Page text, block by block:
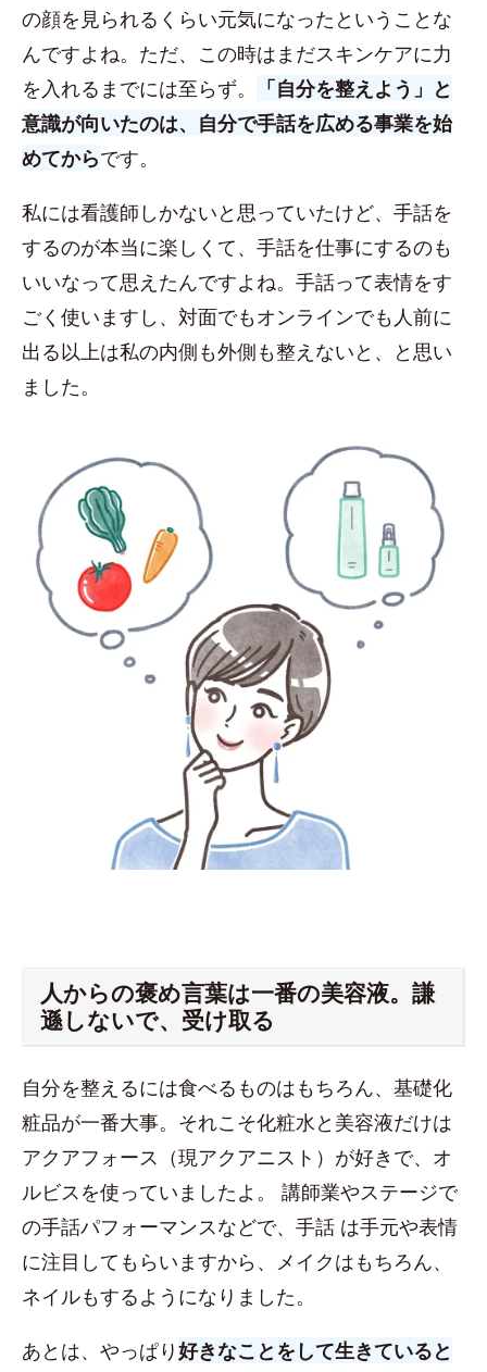
の顔を見られるくらい元気になったということな
んですよね。ただ、この時はまだスキンケアに力
を入れるまでには至らず。
「自分を整えよう」と
意識が向いたのは、自分で手話を広める事業を始
めてからです。
私には看護師しかないと思っていたけど、手話を
するのが本当に楽しくて、手話を仕事にするのも
いいなって思えたんですよね。手話って表情をす
ごく使いますし、対面でもオンラインでも人前に
出る以上は私の内側も外側も整えないと、と思い
ました。
人からの褒め言葉は一番の美容液。謙
遜しないで、受け取る
自分を整えるには食べるものはもちろん、基礎化
粧品が一番大事。それこそ化粧水と美容液だけは
アクアフォース（現アクアニスト）が好きで、オ
ルビスを使っていましたよ。 講師業やステージで
の手話パフォーマンスなどで、手話 は手元や表情
に注目してもらいますから、メイクはもちろん、
ネイルもするようになりました。
あとは、やっぱり好きなことをして生きていると